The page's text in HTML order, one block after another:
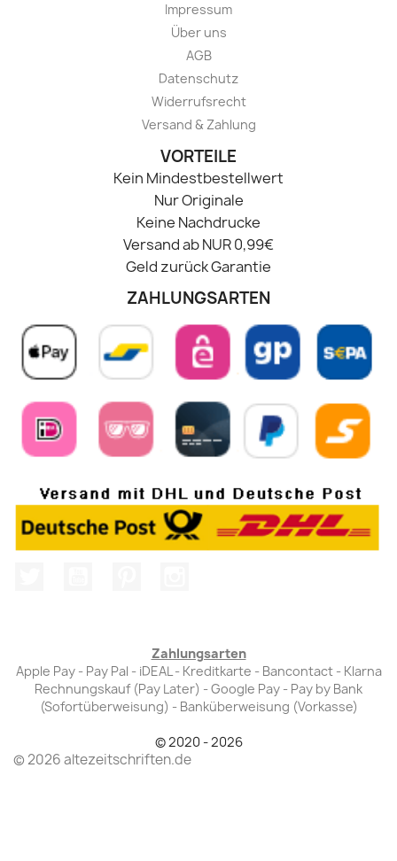
Impressum
Über uns
AGB
Datenschutz
Widerrufsrecht
Versand & Zahlung
VORTEILE
Kein Mindestbestellwert
Nur Originale
Keine Nachdrucke
Versand ab NUR 0,99€
Geld zurück Garantie
ZAHLUNGSARTEN
Zahlungsarten
Apple Pay - Pay Pal - iDEAL - Kreditkarte - Bancontact - Klarna
Rechnungskauf (Pay Later) - Google Pay - Pay by Bank
(Sofortüberweisung) - Banküberweisung (Vorkasse)
© 2020 - 2026
© 2026 altezeitschriften.de